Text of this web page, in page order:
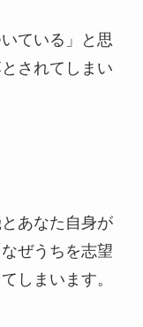
ている」と思
されてしまい
あなた自身が
ぜうちを志望
しまいます。